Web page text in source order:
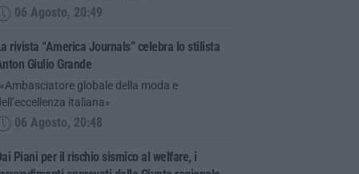
06 Agosto, 20:49
rivista “America Journals” celebra lo stilista
Giulio Grande
globale della moda e
italiana»
06 Agosto, 20:48
Piani per il rischio sismico al welfare, i